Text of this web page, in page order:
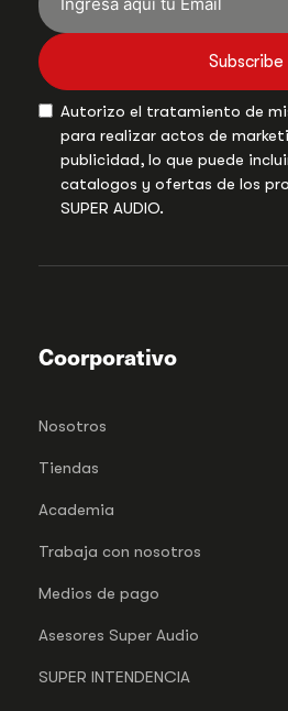
Subscribe
Autorizo el tratamiento de
para realizar actos de
publicidad, lo que puede
catalogos y ofertas de los
SUPER AUDIO.
Coorporativo
Nosotros
Tiendas
Academia
Trabaja con nosotros
Medios de pago
Asesores Super Audio
SUPER INTENDENCIA